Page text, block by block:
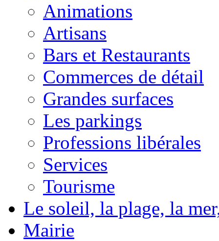
Animations
Artisans
Bars et Restaurants
Commerces de détail
Grandes surfaces
Les parkings
Professions libérales
Services
Tourisme
Le soleil, la plage, la
Mairie